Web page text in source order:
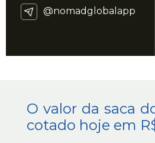
@nomadglobalapp
O valor da saca
cotado hoje em